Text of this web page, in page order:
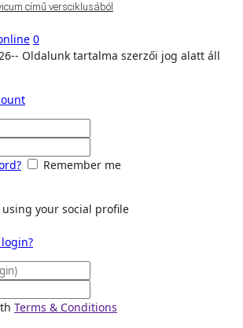
című versciklusából
0
Oldalunk tartalma szerzői jog alatt áll
Remember me
using your social profile
Terms & Conditions